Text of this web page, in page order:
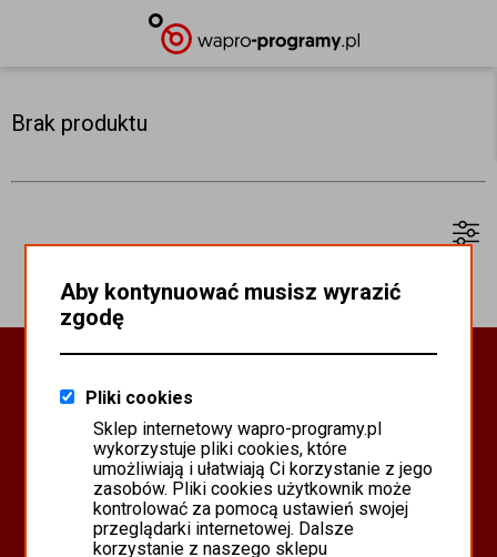
Brak produktu
PROGRAMY WAPRO ERP
PROGRAMY MISTRAL
SYSTEM SCANMAG
Oferta
Programy Asseco WAPRO
Aby kontynuować musisz wyrazić
zgodę
Pliki cookies
Sklep internetowy wapro-programy.pl
wykorzystuje pliki cookies, które
umożliwiają i ułatwiają Ci korzystanie z jego
zasobów. Pliki cookies użytkownik może
kontrolować za pomocą ustawień swojej
przeglądarki internetowej. Dalsze
korzystanie z naszego sklepu